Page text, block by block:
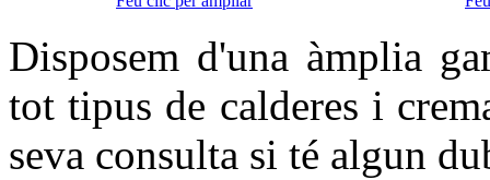
Disposem d'una àmplia
tot tipus de calderes i
seva consulta si té algun